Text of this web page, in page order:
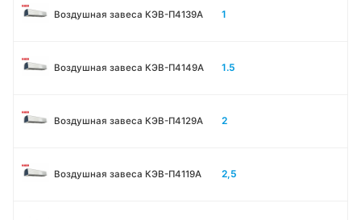
Воздушная завеса КЭВ-П4139А 1
Воздушная завеса КЭВ-П4149А 1.5
Воздушная завеса КЭВ-П4129А 2
Воздушная завеса КЭВ-П4119А 2,5